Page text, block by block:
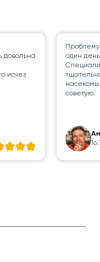
довольна
исчез
один
советую.